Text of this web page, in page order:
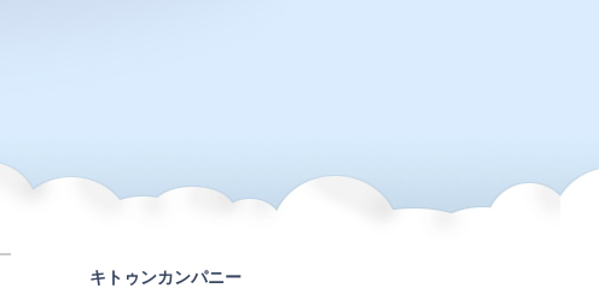
キトゥンカンパニー